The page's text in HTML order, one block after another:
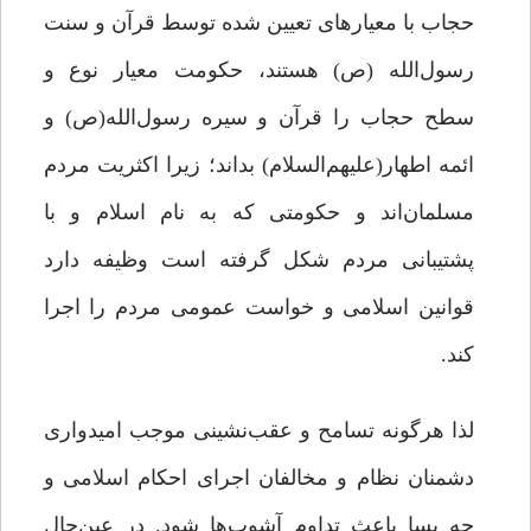
حجاب با معیارهای تعیین شده توسط قرآن و سنت
رسول‌الله (ص) هستند، حکومت معیار نوع و
سطح حجاب را قرآن و سیره رسول‌الله(ص) و
ائمه اطهار(علیهم‌السلام) بداند؛ زیرا اکثریت مردم
مسلمان‌اند و حکومتی که به نام اسلام و با
پشتیبانی مردم شکل گرفته است وظیفه دارد
قوانین اسلامی و خواست عمومی مردم را اجرا
کند.
لذا هرگونه تسامح و عقب‌نشینی موجب امیدواری
دشمنان نظام و مخالفان اجرای احکام اسلامی و
چه بسا باعث تداوم آشوب‌ها ‌شود. در عین‌‌حال